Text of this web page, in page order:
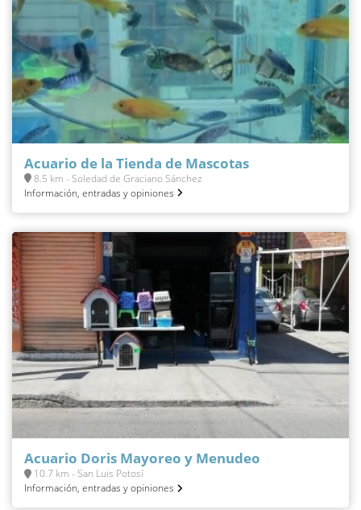
Acuario de la Tienda de Mascotas
8.5 km - Soledad de Graciano Sánchez
Información, entradas y opiniones
Acuario Doris Mayoreo y Menudeo
10.7 km - San Luis Potosí
Información, entradas y opiniones